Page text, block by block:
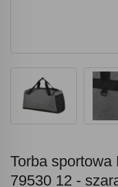
Torba
79530 12 -